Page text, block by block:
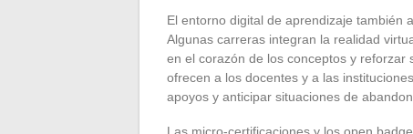
El entorno digital de aprendizaje también
Algunas carreras integran la realidad
en el corazón de los conceptos y reforzar
ofrecen a los docentes y a las
apoyos y anticipar situaciones de